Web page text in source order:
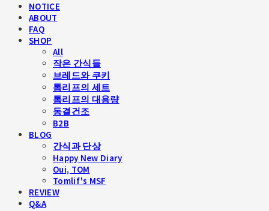
NOTICE
ABOUT
FAQ
SHOP
All
작은 간식들
브레드와 쿠키
톰리프의 세트
톰리프의 대용량
동결건조
B2B
BLOG
간식과 단상
Happy New Diary
Oui, TOM
Tomlif's MSF
REVIEW
Q&A